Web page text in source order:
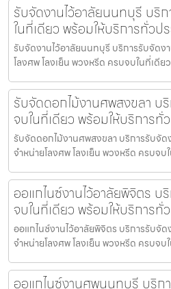
รับจัดงานไว้อาลัยนนทบุรี บริ
ในที่เดียว พร้อมให้บริการทั่วป
รับจัดงานไว้อาลัยนนทบุรี บริการรับจัด
โลงศพ โลงเย็น พวงหรีด ครบจบในที่เดีย
รับจัดดอกไม้งานศพสงขลา บ
จบในที่เดียว พร้อมให้บริการทั่
รับจัดดอกไม้งานศพสงขลา บริการรับจั
จำหน่ายโลงศพ โลงเย็น พวงหรีด ครบจ
ออแกไนซ์งานไว้อาลัยพิจิตร
จบในที่เดียว พร้อมให้บริการทั่
ออแกไนซ์งานไว้อาลัยพิจิตร บริการรับจั
จำหน่ายโลงศพ โลงเย็น พวงหรีด ครบจบ
ออแกไนซ์งานศพนนทบุรี บริ